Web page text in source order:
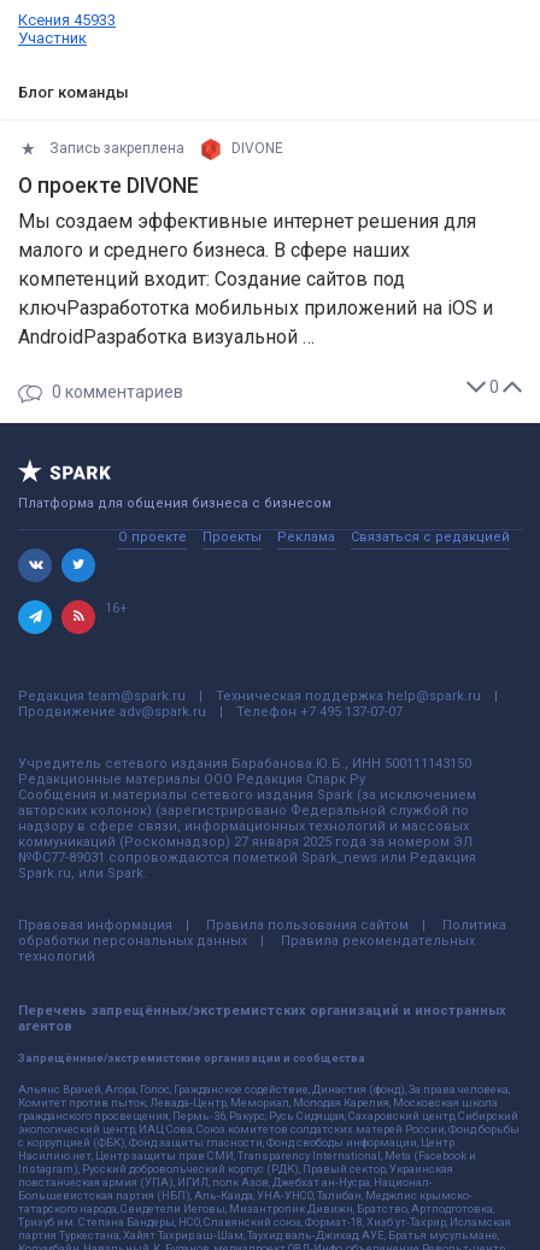
Ксения 45933
Участник
Блог команды
Запись закреплена DIVONE
О проекте DIVONE
Мы создаем эффективные интернет решения для
малого и среднего бизнеса. В сфере наших
компетенций входит: Создание сайтов под
ключРазработотка мобильных приложений на iOS и
AndroidРазработка визуальной …
0
0 комментариев
Платформа для общения бизнеса с бизнесом
О проекте Проекты Реклама Связаться с редакцией
16+
Редакция team@spark.ru Техническая поддержка help@spark.ru
Продвижение adv@spark.ru Телефон +7 495 137-07-07
Учредитель сетевого издания Барабанова.Ю.Б., ИНН 500111143150
Редакционные материалы ООО Редакция Спарк Ру
Сообщения и материалы сетевого издания Spark (за исключением
авторских колонок) (зарегистрировано Федеральной службой по
надзору в сфере связи, информационных технологий и массовых
коммуникаций (Роскомнадзор) 27 января 2025 года за номером ЭЛ
№ФС77-89031 сопровождаются пометкой Spark_news или Редакция
Spark.ru, или Spark.
Правовая информация Правила пользования сайтом
Политика
обработки персональных данных
Правила рекомендательных
технологий
Перечень запрещённых/экстремистских организаций и иностранных
агентов
Запрещённые/экстремистские организации и сообщества
Альянс Врачей, Агора, Голос, Гражданское содействие, Династия (фонд), За права человека,
Комитет против пыток, Левада-Центр, Мемориал, Молодая Карелия, Московская школа
гражданского просвещения, Пермь-36, Ракурс, Русь Сидящая, Сахаровский центр, Сибирский
экологический центр, ИАЦ Сова, Союз комитетов солдатских матерей России, Фонд борьбы
с коррупцией (ФБК), Фонд защиты гласности, Фонд свободы информации, Центр
Насилию.нет, Центр защиты прав СМИ, Transparency International, Meta (Facebook и
Instagram), Русский добровольческий корпус (РДК), Правый сектор, Украинская
повстанческая армия (УПА), ИГИЛ, полк Азов, Джебхат ан-Нусра, Национал-
Большевистская партия (НБП), Аль-Каида, УНА-УНСО, Талибан, Меджлис крымско-
татарского народа, Свидетели Иеговы, Мизантропик Дивижн, Братство, Артподготовка,
Тризуб им. Степана Бандеры, НСО, Славянский союз, Формат-18, Хизб ут-Тахрир, Исламская
партия Туркестана, Хайят Тахрир аш-Шам, Таухид валь-Джихад, АУЕ, Братья мусульмане,